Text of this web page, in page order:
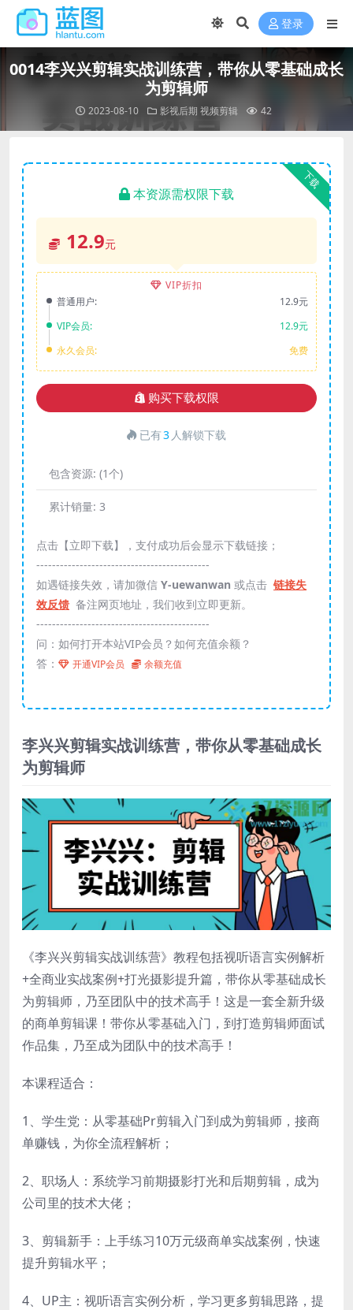
登录
0014李兴兴剪辑实战训练营，带你从零基础成长
为剪辑师
2023-08-10 影视后期 视频剪辑 42
下载
本资源需权限下载
12.9元
VIP折扣
普通用户:
12.9元
VIP会员:
12.9元
永久会员:
免费
购买下载权限
已有3 人解锁下载
包含资源: (1个)
累计销量: 3
点击【立即下载】，支付成功后会显示下载链接；
--------------------------------------------
如遇链接失效，请加微信 Y-uewanwan 或点击 链接失
效反馈 备注网页地址，我们收到立即更新。
--------------------------------------------
问：如何打开本站VIP会员？如何充值余额？
答：
开通VIP会员 余额充值
李兴兴剪辑实战训练营，带你从零基础成长
为剪辑师
《李兴兴剪辑实战训练营》教程包括视听语言实例解析
+全商业实战案例+打光摄影提升篇，带你从零基础成长
为剪辑师，乃至团队中的技术高手！这是一套全新升级
的商单剪辑课！带你从零基础入门，到打造剪辑师面试
作品集，乃至成为团队中的技术高手！
本课程适合：
1、学生党：从零基础Pr剪辑入门到成为剪辑师，接商
单赚钱，为你全流程解析；
2、职场人：系统学习前期摄影打光和后期剪辑，成为
公司里的技术大佬；
3、剪辑新手：上手练习10万元级商单实战案例，快速
提升剪辑水平；
4、UP主：视听语言实例分析，学习更多剪辑思路，提